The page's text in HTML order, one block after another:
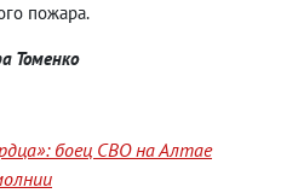
пожара.
Томенко
боец СВО на Алтае